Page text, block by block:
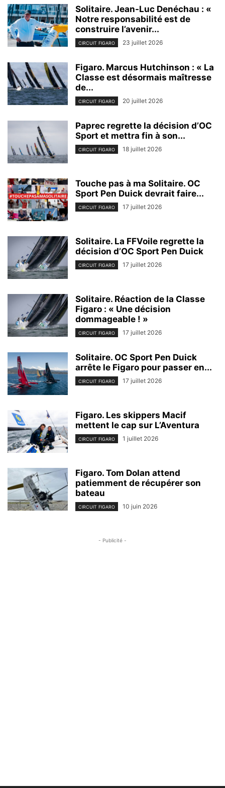
Solitaire. Jean-Luc Denéchau : «
Notre responsabilité est de
construire l’avenir...
CIRCUIT FIGARO 23 juillet 2026
Figaro. Marcus Hutchinson : « La
Classe est désormais maîtresse
de...
CIRCUIT FIGARO 20 juillet 2026
Paprec regrette la décision d’OC
Sport et mettra fin à son...
CIRCUIT FIGARO 18 juillet 2026
Touche pas à ma Solitaire. OC
Sport Pen Duick devrait faire...
CIRCUIT FIGARO 17 juillet 2026
Solitaire. La FFVoile regrette la
décision d’OC Sport Pen Duick
CIRCUIT FIGARO 17 juillet 2026
Solitaire. Réaction de la Classe
Figaro : « Une décision
dommageable ! »
CIRCUIT FIGARO 17 juillet 2026
Solitaire. OC Sport Pen Duick
arrête le Figaro pour passer en...
CIRCUIT FIGARO 17 juillet 2026
Figaro. Les skippers Macif
mettent le cap sur L’Aventura
CIRCUIT FIGARO 1 juillet 2026
Figaro. Tom Dolan attend
patiemment de récupérer son
bateau
CIRCUIT FIGARO 10 juin 2026
- Publicité -